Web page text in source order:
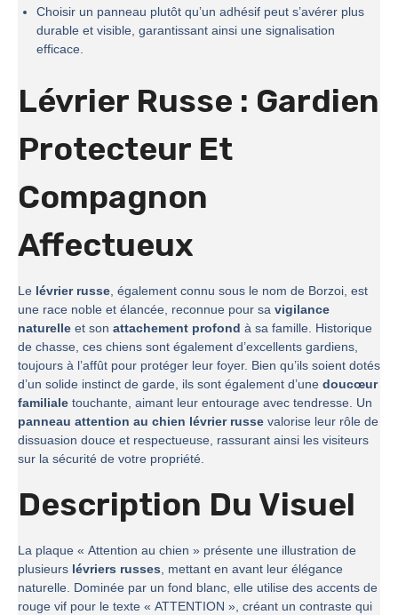
Choisir un panneau plutôt qu’un adhésif peut s’avérer plus
durable et visible, garantissant ainsi une signalisation
efficace.
Lévrier Russe : Gardien
Protecteur Et
Compagnon
Affectueux
Le lévrier russe, également connu sous le nom de Borzoi, est
une race noble et élancée, reconnue pour sa vigilance
naturelle et son attachement profond à sa famille. Historique
de chasse, ces chiens sont également d’excellents gardiens,
toujours à l’affût pour protéger leur foyer. Bien qu’ils soient dotés
d’un solide instinct de garde, ils sont également d’une doucœur
familiale touchante, aimant leur entourage avec tendresse. Un
panneau attention au chien lévrier russe valorise leur rôle de
dissuasion douce et respectueuse, rassurant ainsi les visiteurs
sur la sécurité de votre propriété.
Description Du Visuel
La plaque « Attention au chien » présente une illustration de
plusieurs lévriers russes, mettant en avant leur élégance
naturelle. Dominée par un fond blanc, elle utilise des accents de
rouge vif pour le texte « ATTENTION », créant un contraste qui